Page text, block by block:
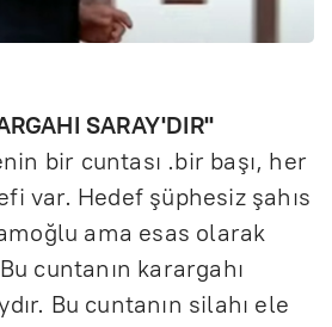
SARAY'DIR"
bir cuntası .bir başı, her
var. Hedef şüphesiz şahıs
ama esas olarak
cuntanın karargahı
Bu cuntanın silahı ele